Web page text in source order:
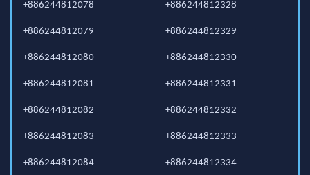
+886244812078
+886244812079
+886244812080
+886244812081
+886244812082
+886244812083
+886244812084
+886244812328
+886244812329
+886244812330
+886244812331
+886244812332
+886244812333
+886244812334